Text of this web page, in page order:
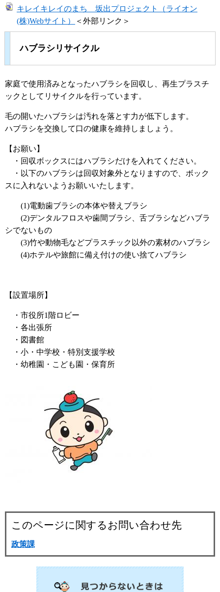
キレイキレイのまち 坂出プロジェクト（ライオン
(株)Webサイト）
＜外部リンク＞
ハブラシリサイクル
家庭で使用済みとなったハブラシを回収し、再生プラスチ
ックとしてリサイクルを行っています。
毛の開いたハブラシは汚れを落とす力が低下します。
ハブラシを交換して口の健康を維持しましょう。
【お願い】
・回収ボックスにはハブラシだけを入れてください。
・以下のハブラシは回収対象外となりますので、ボック
スに入れないようお願いいたします。
(1)電動歯ブラシの本体や替えブラシ
(2)デンタルフロスや歯間ブラシ、舌ブラシなどハブラ
シでないもの
(3)竹や動物毛などプラスチック以外の素材のハブラシ
(4)ホテルや旅館に備え付けの使い捨てハブラシ
【設置場所】
・市役所1階ロビー
・各出張所
・図書館
・小・中学校・特別支援学校
・幼稚園・こども園・保育所
このページに関するお問い合わせ先
政策課